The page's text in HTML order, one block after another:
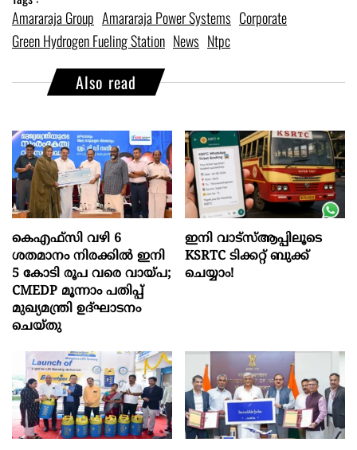
Amararaja Group Amararaja Power Systems Corporate
Green Hydrogen Fueling Station News Ntpc
Also read
കെഎഫ്സി വഴി 6
ശതമാനം നിരക്കിൽ ഇനി
5 കോടി രൂപ വരെ വായ്പ;
CMEDP മൂന്നാം പതിപ്പ്
മുഖ്യമന്ത്രി ഉദ്ഘാടനം
ചെയ്തു
ഇനി വാട്‌സ്ആപ്പിലൂടെ
KSRTC ടിക്കറ്റ് ബുക്ക്
ചെയ്യാം!